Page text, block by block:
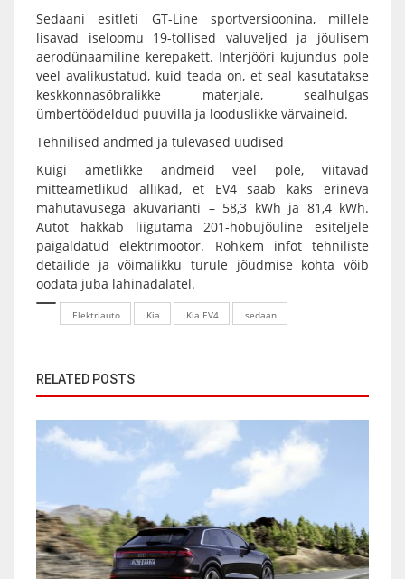
Sedaani esitleti GT-Line sportversioonina, millele
lisavad iseloomu 19-tollised valuveljed ja jõulisem
aerodünaamiline kerepakett. Interjööri kujundus pole
veel avalikustatud, kuid teada on, et seal kasutatakse
keskkonnasõbralikke materjale, sealhulgas
ümbertöödeldud puuvilla ja looduslikke värvaineid.
Tehnilised andmed ja tulevased uudised
Kuigi ametlikke andmeid veel pole, viitavad
mitteametlikud allikad, et EV4 saab kaks erineva
mahutavusega akuvarianti – 58,3 kWh ja 81,4 kWh.
Autot hakkab liigutama 201-hobujõuline esiteljele
paigaldatud elektrimootor. Rohkem infot tehniliste
detailide ja võimalikku turule jõudmise kohta võib
oodata juba lähinädalatel.
Elektriauto Kia Kia EV4 sedaan
RELATED POSTS